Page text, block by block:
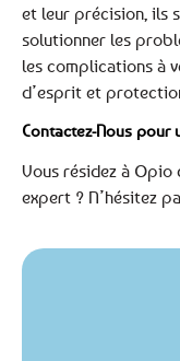
et leur précision, ils
solutionner les
les complications à
d’esprit et
Contactez-Nous pour
Vous résidez à Opio
expert ? N’hésitez